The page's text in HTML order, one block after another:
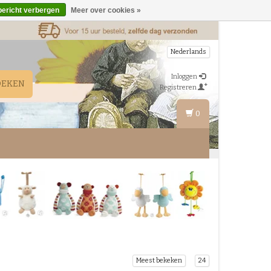
Nederlands
Inloggen
Registreren
0
Meest bekeken 24
verbergen Meer over cookies »